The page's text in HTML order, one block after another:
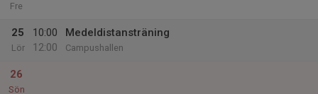
Fre
25
Lör
10:00
12:00
Medeldistansträning
Campushallen
26
Sön